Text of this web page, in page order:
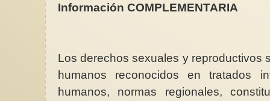
Información COMPLEMENTARIA
Los derechos sexuales y reproductivos
humanos reconocidos en tratados
humanos, normas regionales,